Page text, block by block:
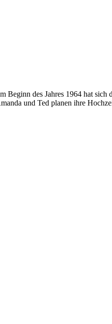
Beginn des Jahres 1964 hat
und Ted planen ihre